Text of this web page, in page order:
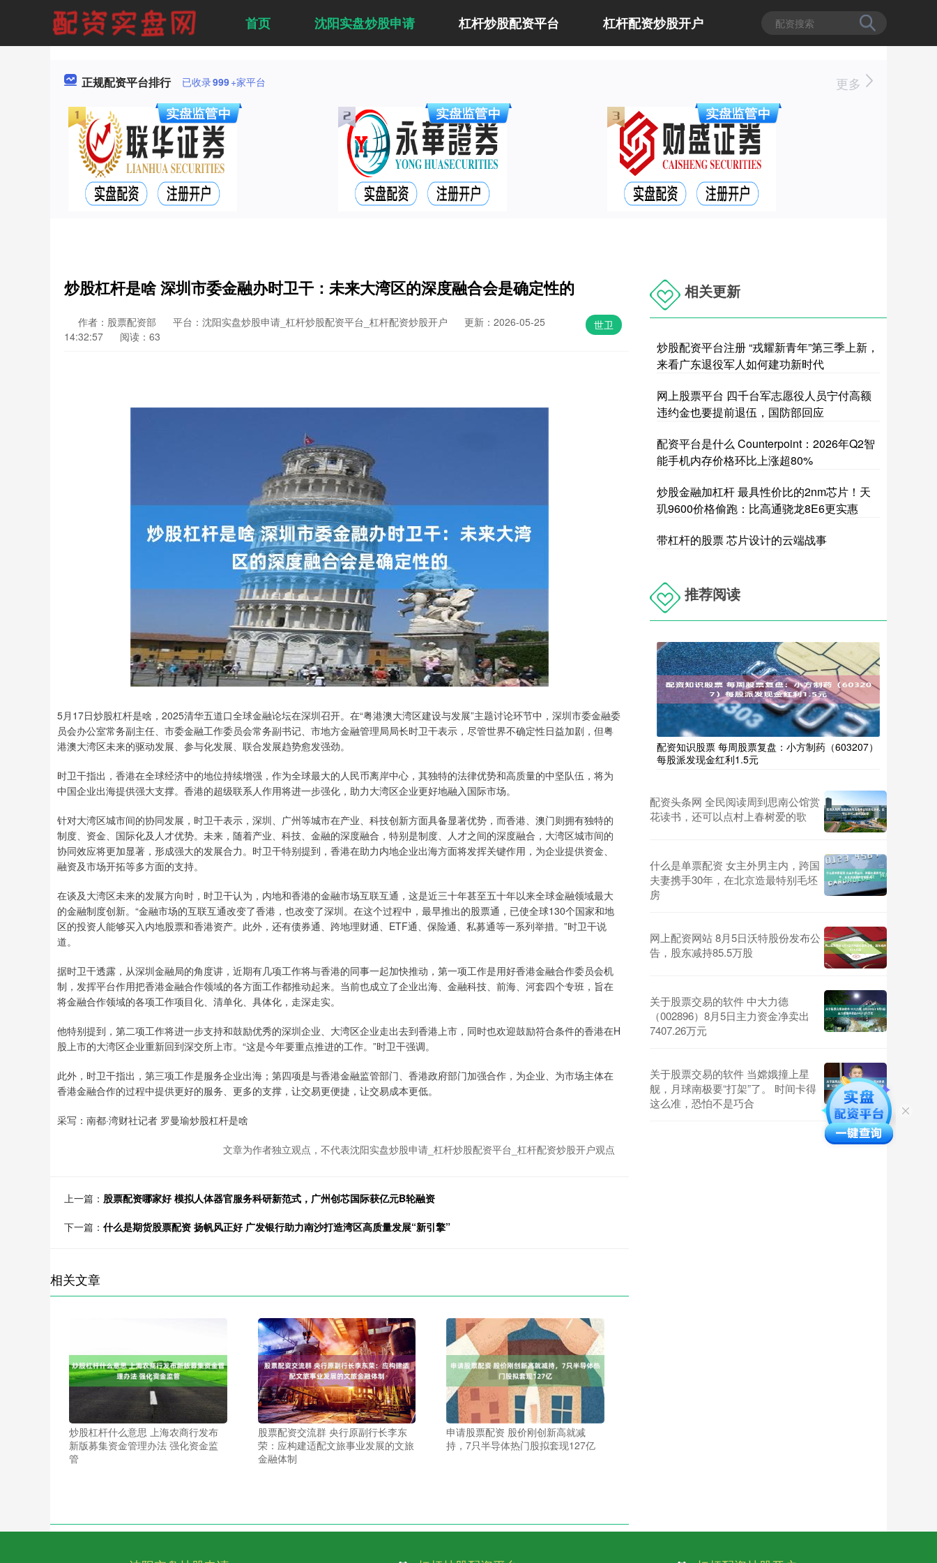
首页 沈阳实盘炒股申请 杠杆炒股配资平台 杠杆配资炒股开户
正规配资平台排行 已收录999+家平台 更多
炒股杠杆是啥 深圳市委金融办时卫干：未来大湾区的深度融合会是确定性的
世卫
作者：股票配资部 平台：沈阳实盘炒股申请_杠杆炒股配资平台_杠杆配资炒股开户
更新：2026-05-25
14:32:57
阅读：63
5月17日炒股杠杆是啥，2025清华五道口全球金融论坛在深圳召开。在“粤港澳大湾区建设与发展”主题讨论环节中，深圳市委金融委
员会办公室常务副主任、市委金融工作委员会常务副书记、市地方金融管理局局长时卫干表示，尽管世界不确定性日益加剧，但粤
港澳大湾区未来的驱动发展、参与化发展、联合发展趋势愈发强劲。
时卫干指出，香港在全球经济中的地位持续增强，作为全球最大的人民币离岸中心，其独特的法律优势和高质量的中坚队伍，将为
中国企业出海提供强大支撑。香港的超级联系人作用将进一步强化，助力大湾区企业更好地融入国际市场。
针对大湾区城市间的协同发展，时卫干表示，深圳、广州等城市在产业、科技创新方面具备显著优势，而香港、澳门则拥有独特的
制度、资金、国际化及人才优势。未来，随着产业、科技、金融的深度融合，特别是制度、人才之间的深度融合，大湾区城市间的
协同效应将更加显著，形成强大的发展合力。时卫干特别提到，香港在助力内地企业出海方面将发挥关键作用，为企业提供资金、
融资及市场开拓等多方面的支持。
在谈及大湾区未来的发展方向时，时卫干认为，内地和香港的金融市场互联互通，这是近三十年甚至五十年以来全球金融领域最大
的金融制度创新。“金融市场的互联互通改变了香港，也改变了深圳。在这个过程中，最早推出的股票通，已使全球130个国家和地
区的投资人能够买入内地股票和香港资产。此外，还有债券通、跨地理财通、ETF通、保险通、私募通等一系列举措。”时卫干说
道。
据时卫干透露，从深圳金融局的角度讲，近期有几项工作将与香港的同事一起加快推动，第一项工作是用好香港金融合作委员会机
制，发挥平台作用把香港金融合作领域的各方面工作都推动起来。当前也成立了企业出海、金融科技、前海、河套四个专班，旨在
将金融合作领域的各项工作项目化、清单化、具体化，走深走实。
他特别提到，第二项工作将进一步支持和鼓励优秀的深圳企业、大湾区企业走出去到香港上市，同时也欢迎鼓励符合条件的香港在H
股上市的大湾区企业重新回到深交所上市。“这是今年要重点推进的工作。”时卫干强调。
此外，时卫干指出，第三项工作是服务企业出海；第四项是与香港金融监管部门、香港政府部门加强合作，为企业、为市场主体在
香港金融合作的过程中提供更好的服务、更多的支撑，让交易更便捷，让交易成本更低。
采写：南都·湾财社记者 罗曼瑜炒股杠杆是啥
文章为作者独立观点，不代表沈阳实盘炒股申请_杠杆炒股配资平台_杠杆配资炒股开户观点
上一篇： 股票配资哪家好 模拟人体器官服务科研新范式，广州创芯国际获亿元B轮融资
下一篇： 什么是期货股票配资 扬帆风正好 广发银行助力南沙打造湾区高质量发展“新引擎”
相关文章
炒股杠杆什么意思 上海农商行发布
新版募集资金管理办法 强化资金监
管
股票配资交流群 央行原副行长李东
荣：应构建适配文旅事业发展的文旅
金融体制
申请股票配资 股价刚创新高就减
持，7只半导体热门股拟套现127亿
相关更新
炒股配资平台注册 “戎耀新青年”第三季上新，
来看广东退役军人如何建功新时代
网上股票平台 四千台军志愿役人员宁付高额
违约金也要提前退伍，国防部回应
配资平台是什么 Counterpoint：2026年Q2智
能手机内存价格环比上涨超80%
炒股金融加杠杆 最具性价比的2nm芯片！天
玑9600价格偷跑：比高通骁龙8E6更实惠
带杠杆的股票 芯片设计的云端战事
推荐阅读
配资知识股票 每周股票复盘：小方制药（603207）
每股派发现金红利1.5元
配资头条网 全民阅读周到思南公馆赏
花读书，还可以点村上春树爱的歌
什么是单票配资 女主外男主内，跨国
夫妻携手30年，在北京造最特别毛坯
房
网上配资网站 8月5日沃特股份发布公
告，股东减持85.5万股
关于股票交易的软件 中大力德
（002896）8月5日主力资金净卖出
7407.26万元
关于股票交易的软件 当嫦娥撞上星
舰，月球南极要“打架”了。 时间卡得
这么准，恐怕不是巧合